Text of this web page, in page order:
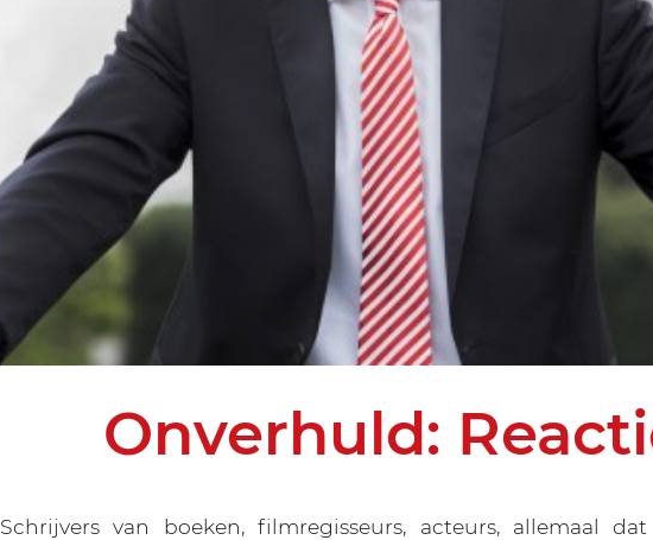
Onverhuld:
Schrijvers van boeken, filmregisseurs, acteurs, allemaal